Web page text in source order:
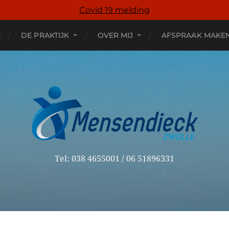
Covid 19 melding
DE PRAKTIJK OVER MIJ AFSPRAAK
Tel: 038 4655001 / 06 51896331